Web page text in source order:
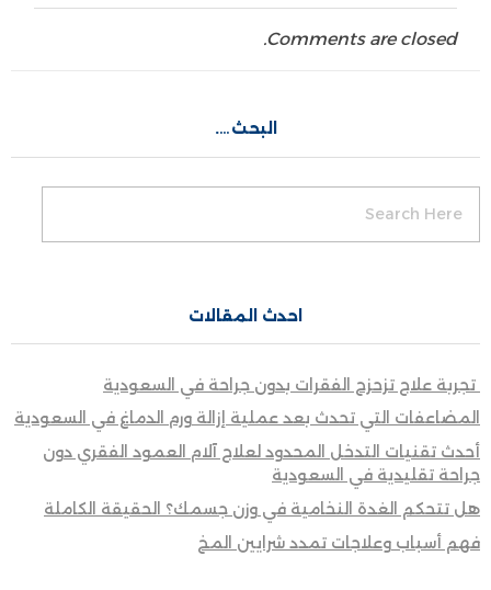
Comments are closed.
البحث….
احدث المقالات
تجربة علاج تزحزح الفقرات بدون جراحة في السعودية
المضاعفات التي تحدث بعد عملية إزالة ورم الدماغ في السعودية
أحدث تقنيات التدخل المحدود لعلاج آلام العمود الفقري دون
جراحة تقليدية في السعودية
هل تتحكم الغدة النخامية في وزن جسمك؟ الحقيقة الكاملة
فهم أسباب وعلاجات تمدد شرايين المخ